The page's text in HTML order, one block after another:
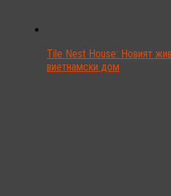
Tile Nest House: Новият
виетнамски дом